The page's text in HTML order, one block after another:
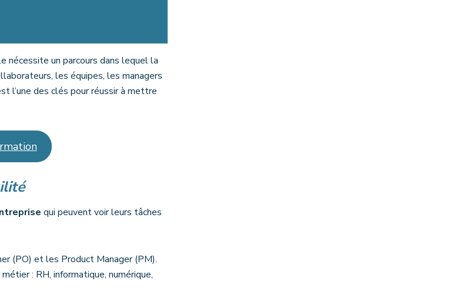
nécessite un parcours dans lequel la
les équipes, les managers
l’une des clés pour réussir à mettre
qui peuvent voir leurs tâches
(PO) et les Product Manager (PM).
: RH, informatique, numérique,